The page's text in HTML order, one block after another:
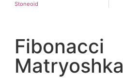
Stoneoid
Fibonacci
Matryoshka